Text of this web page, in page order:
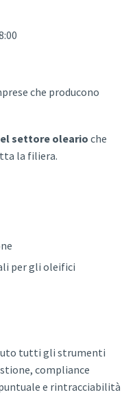
che producono
settore olearioche
la filiera.
per gli oleifici
tutti gli strumenti
compliance
e rintracciabilità